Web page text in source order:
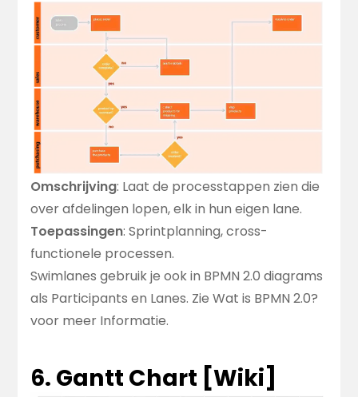
Omschrijving: Laat de processtappen zien die
over afdelingen lopen, elk in hun eigen lane.
Toepassingen: Sprintplanning, cross-
functionele processen.
Swimlanes gebruik je ook in BPMN 2.0 diagrams
als Participants en Lanes. ZieWat is BPMN 2.0?
voor meer Informatie.
6. Gantt Chart [Wiki]